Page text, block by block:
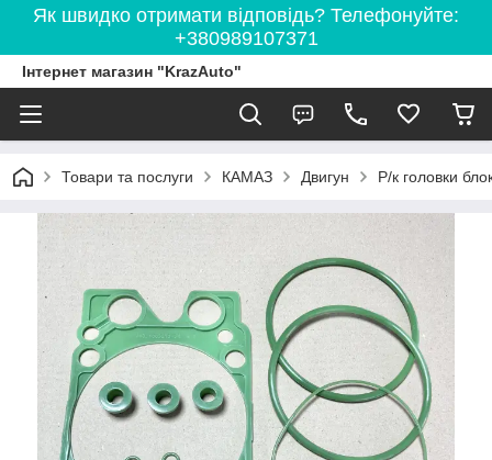
Як швидко отримати відповідь? Телефонуйте:
+380989107371
Інтернет магазин "KrazAuto"
Товари та послуги КАМАЗ Двигун Р/к головки